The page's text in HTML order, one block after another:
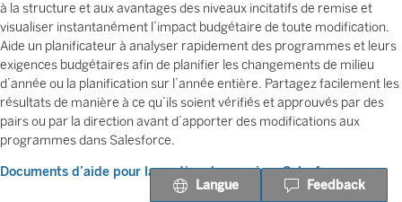
à la structure et aux avantages des niveaux incitatifs de remise et
visualiser instantanément l’impact budgétaire de toute modification.
Aide un planificateur à analyser rapidement des programmes et leurs
exigences budgétaires afin de planifier les changements de milieu
d’année ou la planification sur l’année entière. Partagez facilement les
résultats de manière à ce qu’ils soient vérifiés et approuvés par des
pairs ou par la direction avant d’apporter des modifications aux
programmes dans Salesforce.
Documents d’aide pour la gestion des remises Salesforce
Langue
Feedback